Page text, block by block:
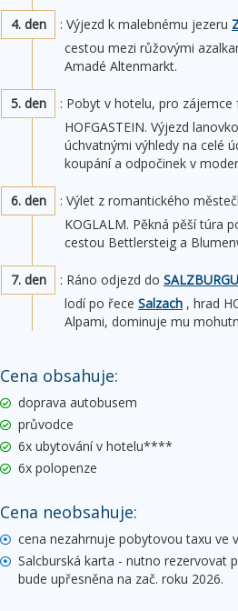
4. den : Výjezd k malebnému jezeru
cestou mezi růžovými
Amadé Altenmarkt.
5. den
: Pobyt v hotelu, pro zájemce
HOFGASTEIN. Výjezd
úchvatnými výhledy na celé
koupání a odpočinek v
6. den : Výlet z romantického
KOGLALM. Pěkná pěší túra
cestou Bettlersteig a
7. den : Ráno odjezd do SALZBURGU
lodí po řece Salzach , hrad
Alpami, dominuje mu
Cena obsahuje:
doprava autobusem
průvodce
6x ubytování v hotelu****
6x polopenze
Cena neobsahuje:
cena nezahrnuje pobytovou taxu ve
Salcburská karta - nutno rezervovat
bude upřesněna na zač. roku 2026.